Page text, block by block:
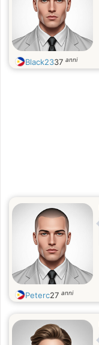
Black2337 anni
Peterc27 anni